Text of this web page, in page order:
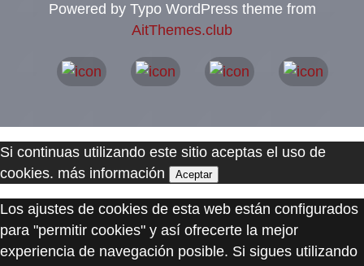
Powered by Typo WordPress theme from
AitThemes.club
Si continuas utilizando este sitio aceptas el uso de
cookies. más información Aceptar
Los ajustes de cookies de esta web están configurados
para "permitir cookies" y así ofrecerte la mejor
experiencia de navegación posible. Si sigues utilizando